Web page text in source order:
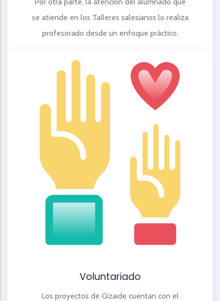
se atiende en los Talleres salesianos lo realiza
profesorado desde un enfoque práctico.
Voluntariado
Los proyectos de Gizaide cuentan con el